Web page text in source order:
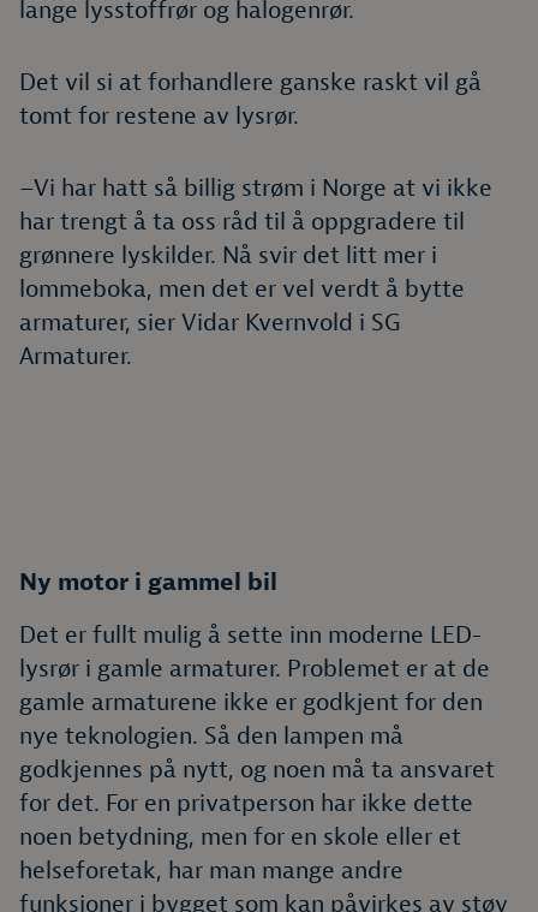
lange lysstoffrør og halogenrør.
Det vil si at forhandlere ganske raskt vil gå
tomt for restene av lysrør.
–Vi har hatt så billig strøm i Norge at vi ikke
har trengt å ta oss råd til å oppgradere til
grønnere lyskilder. Nå svir det litt mer i
lommeboka, men det er vel verdt å bytte
armaturer, sier Vidar Kvernvold i SG
Armaturer.
Ny motor i gammel bil
Det er fullt mulig å sette inn moderne LED-
lysrør i gamle armaturer. Problemet er at de
gamle armaturene ikke er godkjent for den
nye teknologien. Så den lampen må
godkjennes på nytt, og noen må ta ansvaret
for det. For en privatperson har ikke dette
noen betydning, men for en skole eller et
helseforetak, har man mange andre
funksjoner i bygget som kan påvirkes av støy